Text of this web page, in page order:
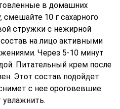
в домашних
смешайте 10 г сахарного
стружки с нежирной
на лицо активными
Через 5-10 минут
Питательный крем после
Этот состав подойдет
с нее ороговевшие